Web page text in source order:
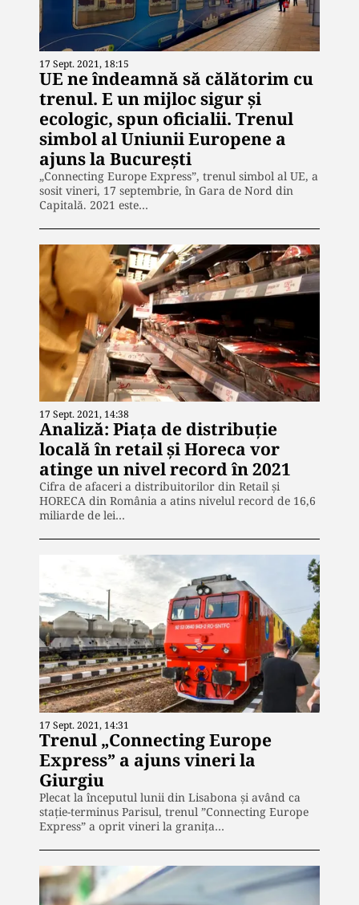
17 Sept. 2021, 18:15
UE ne îndeamnă să călătorim cu
trenul. E un mijloc sigur și
ecologic, spun oficialii. Trenul
simbol al Uniunii Europene a
ajuns la București
„Connecting Europe Express”, trenul simbol al UE, a
sosit vineri, 17 septembrie, în Gara de Nord din
Capitală. 2021 este…
17 Sept. 2021, 14:38
Analiză: Piața de distribuție
locală în retail și Horeca vor
atinge un nivel record în 2021
Cifra de afaceri a distribuitorilor din Retail și
HORECA din România a atins nivelul record de 16,6
miliarde de lei…
17 Sept. 2021, 14:31
Trenul „Connecting Europe
Express” a ajuns vineri la
Giurgiu
Plecat la începutul lunii din Lisabona și având ca
stație-terminus Parisul, trenul ”Connecting Europe
Express” a oprit vineri la granița…